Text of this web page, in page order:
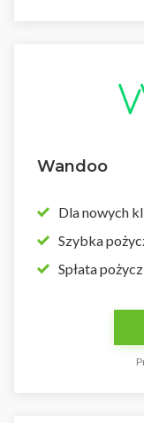
Wandoo
Dla nowych
Szybka
Spłata